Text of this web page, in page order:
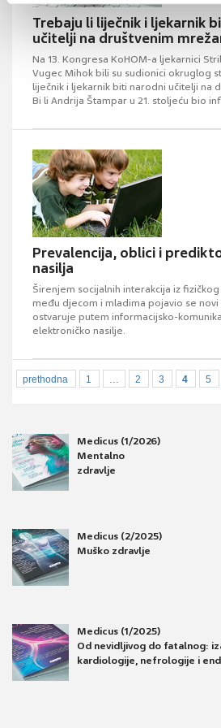
Trebaju li liječnik i ljekarnik
učitelji na društvenim
Na 13. Kongresa KoHOM-a ljekarnici
Vugec Mihok bili su sudionici okruglog
liječnik i ljekarnik biti narodni učitelji na
Bi li Andrija Štampar u 21. stoljeću bio
Prevalencija, oblici i
nasilja
Širenjem socijalnih interakcija iz fizičkog
među djecom i mladima pojavio se novi
ostvaruje putem informacijsko-
elektroničko nasilje.
prethodna 1 ... 2 3 4 5
Medicus (1/2026)
Mentalno
zdravlje
Medicus (2/2025)
Muško zdravlje
Medicus (1/2025)
Od nevidljivog do fatalnog:
kardiologije, nefrologije i